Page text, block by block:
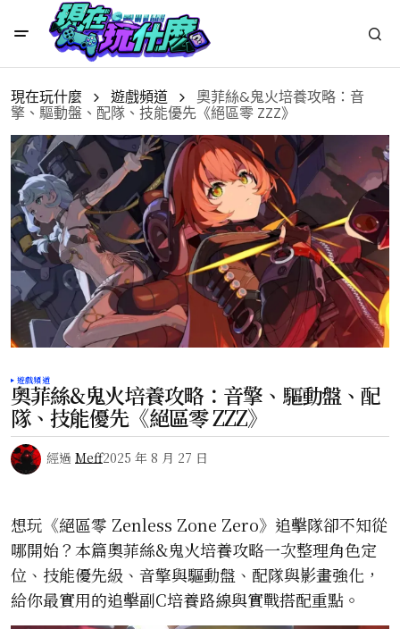
現在玩什麼 遊戲頻道
奧菲絲&鬼火培養攻略：音
擎、驅動盤、配隊、技能優先《絕區零 ZZZ》
遊戲頻道
奧菲絲&鬼火培養攻略：音擎、驅動盤、配
隊、技能優先《絕區零 ZZZ》
經過 Meff2025 年 8 月 27 日
想玩《絕區零 Zenless Zone Zero》追擊隊卻不知從
哪開始？本篇奧菲絲&鬼火培養攻略一次整理角色定
位、技能優先級、音擎與驅動盤、配隊與影畫強化，
給你最實用的追擊副C培養路線與實戰搭配重點。